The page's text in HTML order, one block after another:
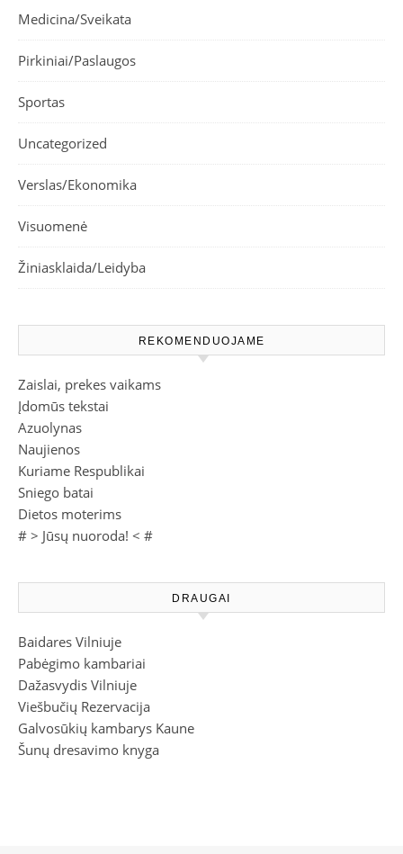
Medicina/Sveikata
Pirkiniai/Paslaugos
Sportas
Uncategorized
Verslas/Ekonomika
Visuomenė
Žiniasklaida/Leidyba
REKOMENDUOJAME
Zaislai, prekes vaikams
Įdomūs tekstai
Azuolynas
Naujienos
Kuriame Respublikai
Sniego batai
Dietos moterims
# > Jūsų nuoroda! < #
DRAUGAI
Baidares Vilniuje
Pabėgimo kambariai
Dažasvydis Vilniuje
Viešbučių Rezervacija
Galvosūkių kambarys Kaune
Šunų dresavimo knyga